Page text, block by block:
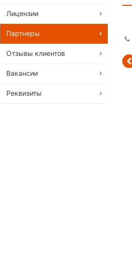
Лицензии
Партнеры
Отзывы клиентов
Вакансии
Реквизиты